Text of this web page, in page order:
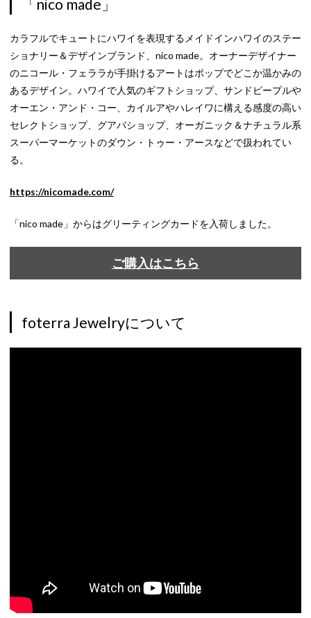
「nico made」
カラフルでキュートにハワイを表現するメイドインハワイのステー
ショナリー＆デザインブランド、nico made。オーナーデザイナー
のニコール・フェララが手掛けるアートはポップでどこか温かみの
あるデザイン。ハワイで人気のギフトショップ、サンドピープルや
オーエン・アンド・コー、カイルアやハレイワに構える感度の高い
セレクトショップ、グアバショップ、オーガニック＆ナチュラル系
スーパーマーケットのダウン・トゥー・アースなどで扱われてい
る。
https://nicomade.com/
「nico made」からはグリーティングカードを入荷しました。
ご購入はこちら
foterra Jewelryについて